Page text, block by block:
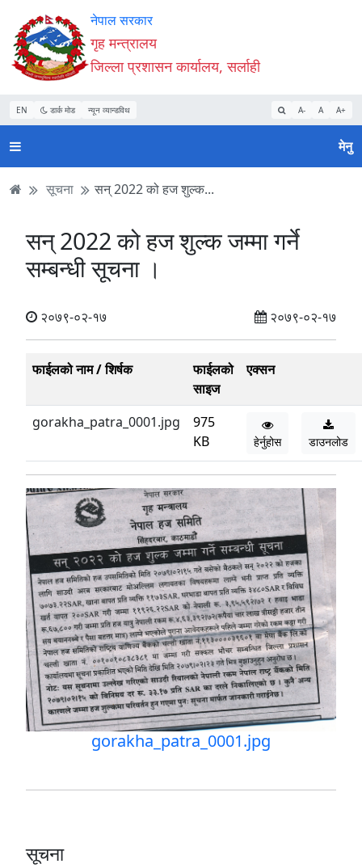
Accessibility
Mode
सुरु
गर्नुहोस्
सामाग्री
पढ्नुहाेस्
नेभिगेसन
पढ्नुहाेस्
वेबसाइट
खोजमा
जानुहोस्
नेपाल सरकार
गृह मन्त्रालय
जिल्ला प्रशासन कार्यालय, सर्लाही
EN डार्क मोड न्यून व्यान्डविथ A- A A+
मेनु
सूचना सन् 2022 को हज शुल्क...
सन् 2022 को हज शुल्क जम्मा गर्ने
सम्बन्धी सूचना ।
२०७९-०२-१७ २०७९-०२-१७
फाईलको नाम / शिर्षक
फाईलको
साइज
एक्सन
gorakha_patra_0001.jpg
975
KB
हेर्नुहोस डाउनलोड
gorakha_patra_0001.jpg
सूचना